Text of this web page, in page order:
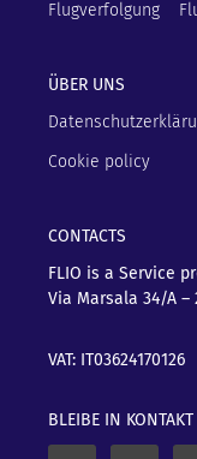
Flugverfolgung
ÜBER UNS
Cookie policy
CONTACTS
FLIO is a Service
Via Marsala 34/A –
VAT: IT03624170126
BLEIBE IN KONTAKT